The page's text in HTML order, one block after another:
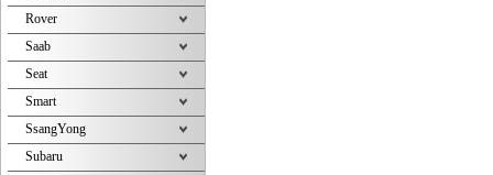
Rover
Saab
Seat
Smart
SsangYong
Subaru